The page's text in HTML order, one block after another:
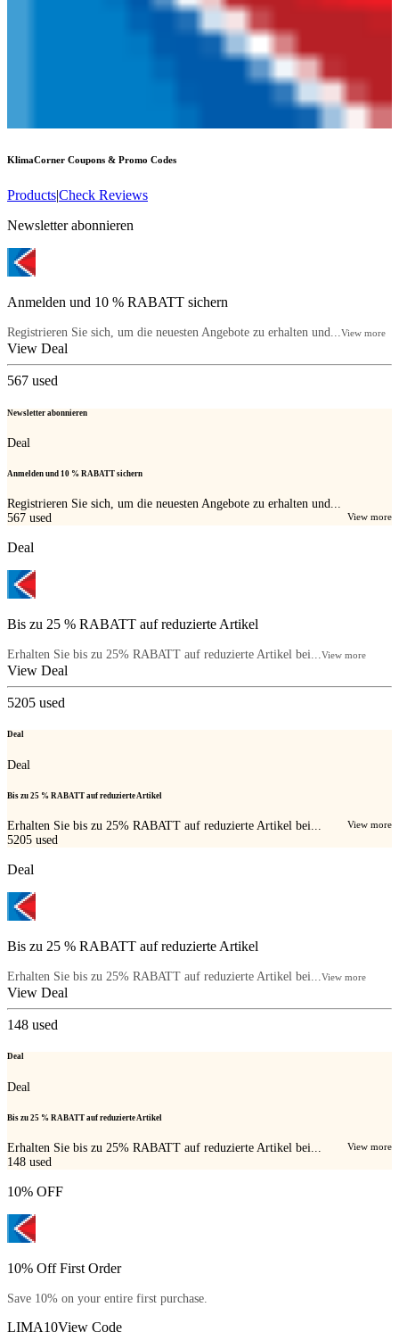
KlimaCorner Coupons & Promo Codes
Products|Check Reviews
Newsletter abonnieren
Anmelden und 10 % RABATT sichern
Registrieren Sie sich, um die neuesten Angebote zu erhalten und...View more
View Deal
567 used
Newsletter abonnieren
Deal
Anmelden und 10 % RABATT sichern
Registrieren Sie sich, um die neuesten Angebote zu erhalten und...
View more
567 used
Deal
Bis zu 25 % RABATT auf reduzierte Artikel
Erhalten Sie bis zu 25% RABATT auf reduzierte Artikel bei...View more
View Deal
5205 used
Deal
Deal
Bis zu 25 % RABATT auf reduzierte Artikel
Erhalten Sie bis zu 25% RABATT auf reduzierte Artikel bei... View more
5205 used
Deal
Bis zu 25 % RABATT auf reduzierte Artikel
Erhalten Sie bis zu 25% RABATT auf reduzierte Artikel bei...View more
View Deal
148 used
Deal
Deal
Bis zu 25 % RABATT auf reduzierte Artikel
Erhalten Sie bis zu 25% RABATT auf reduzierte Artikel bei... View more
148 used
10% OFF
10% Off First Order
Save 10% on your entire first purchase.
LIMA10View Code